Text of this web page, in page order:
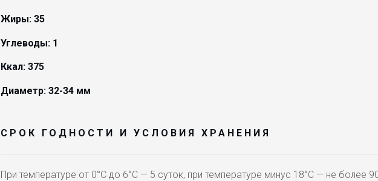
Жиры: 35
Углеводы: 1
Ккал: 375
Диаметр: 32-34 мм
СРОК ГОДНОСТИ И УСЛОВИЯ ХРАНЕНИЯ
При температуре от 0°С до 6°С — 5 суток, при температуре минус 18°С — не более